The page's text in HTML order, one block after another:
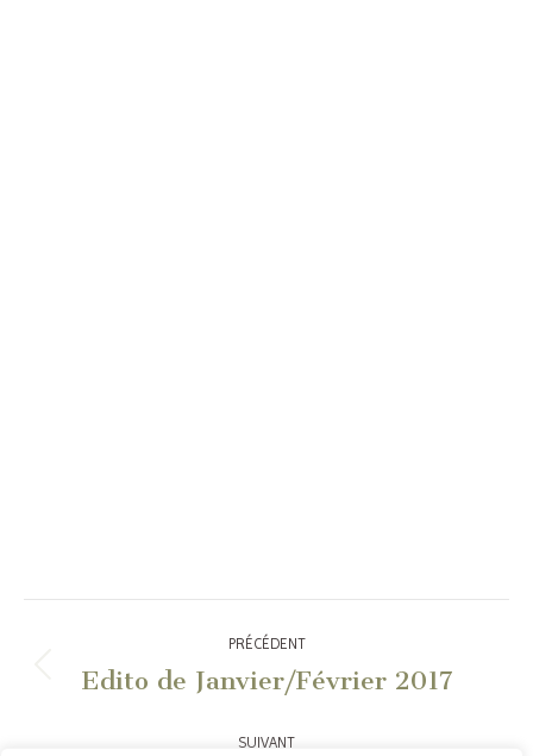
Navigation
article
PRÉCÉDENT
Article
:
Edito de Janvier/Février 2017
SUIVANT